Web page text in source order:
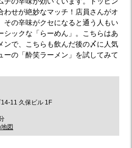
わせが絶妙なマッチ！店員さんがオ
その辛味がクセになると通う人もい
シックな「らーめん」。こちらはあ
ンで、こちらも飲んだ後の〆に人気
ーの「酔笑ラーメン」を試してみて
11 久保ビル 1F
図